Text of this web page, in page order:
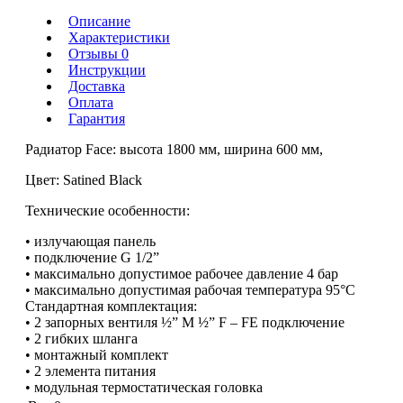
Описание
Характеристики
Отзывы 0
Инструкции
Доставка
Оплата
Гарантия
Радиатор Face: высота 1800 мм, ширина 600 мм,
Цвет: Satined Black
Технические особенности:
• излучающая панель
• подключение G 1/2”
• максимально допустимое рабочее давление 4 бар
• максимально допустимая рабочая температура 95°C
Стандартная комплектация:
• 2 запорных вентиля ½” M ½” F – FE подключение
• 2 гибких шланга
• монтажный комплект
• 2 элемента питания
• модульная термостатическая головка